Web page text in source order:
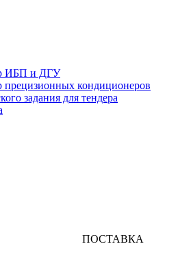
ИБП и ДГУ
прецизионных кондиционеров
задания для тендера
ПОСТАВКА